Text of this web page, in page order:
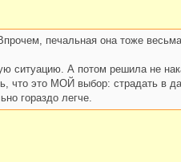
печальная она тоже
ситуацию. А потом решила не
что это МОЙ выбор: страдать в
гораздо легче.